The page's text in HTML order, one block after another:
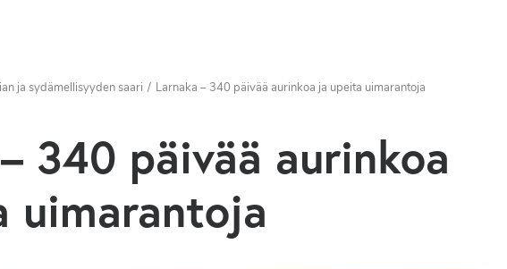
ja sydämellisyyden saari Larnaka – 340 päivää aurinkoa ja upeita uimarantoja
340 päivää aurinkoa
uimarantoja